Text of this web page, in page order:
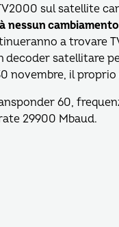
sul satellite
nessun
a trovare
decoder satellitare
novembre, il
60,
29900 Mbaud.